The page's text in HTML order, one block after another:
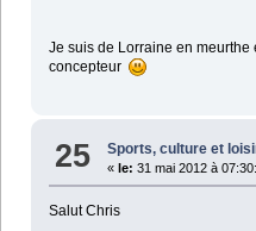
Je suis de Lorraine en
concepteur
25 Sports, culture et
«le: 31 mai 2012 à
Salut Chris